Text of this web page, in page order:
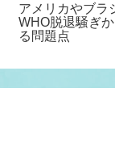
アメリカやブラ
WHO脱退騒ぎか
る問題点